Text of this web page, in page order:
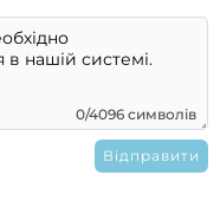
0/4096 символів